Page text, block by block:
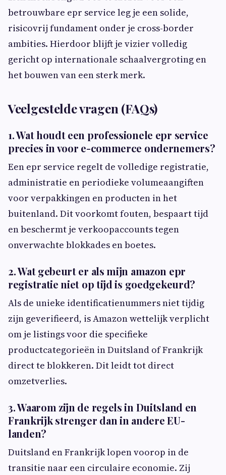
betrouwbare epr service leg je een solide,
risicovrij fundament onder je cross-border
ambities. Hierdoor blijft je vizier volledig
gericht op internationale schaalvergroting en
het bouwen van een sterk merk.
Veelgestelde vragen (FAQs)
1. Wat houdt een professionele epr service
precies in voor e-commerce ondernemers?
Een epr service regelt de volledige registratie,
administratie en periodieke volumeaangiften
voor verpakkingen en producten in het
buitenland. Dit voorkomt fouten, bespaart tijd
en beschermt je verkoopaccounts tegen
onverwachte blokkades en boetes.
2. Wat gebeurt er als mijn amazon epr
registratie niet op tijd is goedgekeurd?
Als de unieke identificatienummers niet tijdig
zijn geverifieerd, is Amazon wettelijk verplicht
om je listings voor die specifieke
productcategorieën in Duitsland of Frankrijk
direct te blokkeren. Dit leidt tot direct
omzetverlies.
3. Waarom zijn de regels in Duitsland en
Frankrijk strenger dan in andere EU-
landen?
Duitsland en Frankrijk lopen voorop in de
transitie naar een circulaire economie. Zij